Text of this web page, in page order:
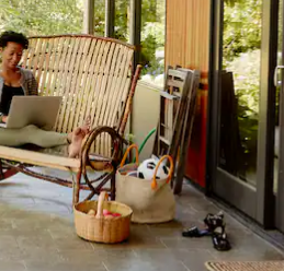
gore i prema dolje, kao i